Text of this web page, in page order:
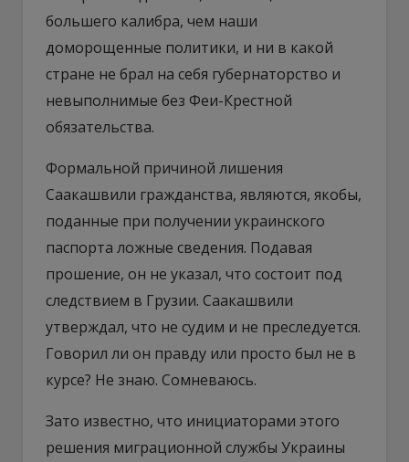
большего калибра, чем наши
доморощенные политики, и ни в какой
стране не брал на себя губернаторство и
невыполнимые без Феи-Крестной
обязательства.
Формальной причиной лишения
Саакашвили гражданства, являются, якобы,
поданные при получении украинского
паспорта ложные сведения. Подавая
прошение, он не указал, что состоит под
следствием в Грузии. Саакашвили
утверждал, что не судим и не преследуется.
Говорил ли он правду или просто был не в
курсе? Не знаю. Сомневаюсь.
Зато известно, что инициаторами этого
решения миграционной службы Украины